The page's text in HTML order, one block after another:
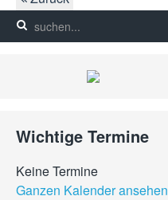
Wichtige Termine
Keine Termine
Ganzen Kalender ansehen